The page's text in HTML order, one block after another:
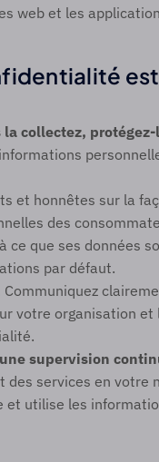
web et les
la collectez,
et honnêtes sur la
des
ce que ses données
par défaut.
Communiquez
votre organisation et
supervision
des services en votre
et utilise les